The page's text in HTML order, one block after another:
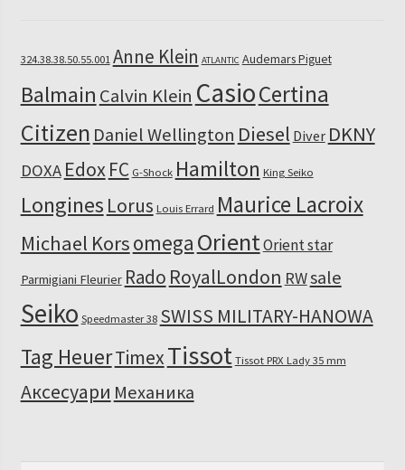
324.38.38.50.55.001 Anne Klein ATLANTIC Audemars Piguet
Balmain Calvin Klein CasioCertina
Citizen Daniel Wellington Diesel Diver DKNY
DOXA EdoxFC G-Shock Hamilton King Seiko
Longines Lorus Louis Errard Maurice Lacroix
Michael Korsomega OrientOrient star
Parmigiani Fleurier Rado RoyalLondon RWsale
Seiko Speedmaster 38 SWISS MILITARY-HANOWA
Tag HeuerTimexTissot Tissot PRX Lady 35 mm
Аксесуари Механика